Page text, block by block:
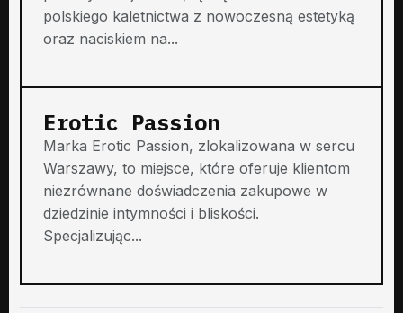
polskiego kaletnictwa z nowoczesną estetyką
oraz naciskiem na...
Erotic Passion
Marka Erotic Passion, zlokalizowana w sercu
Warszawy, to miejsce, które oferuje klientom
niezrównane doświadczenia zakupowe w
dziedzinie intymności i bliskości.
Specjalizując...